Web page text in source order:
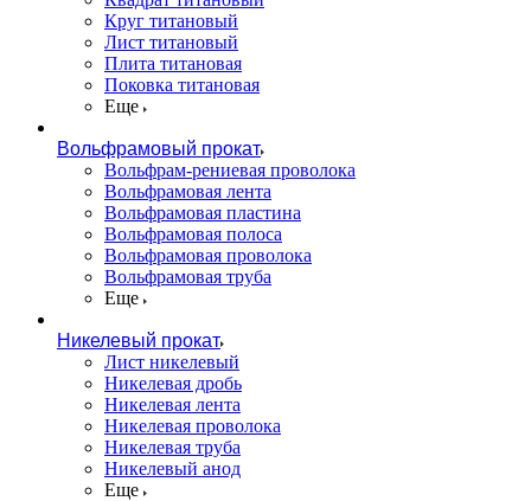
Круг титановый
Лист титановый
Плита титановая
Поковка титановая
Еще
Вольфрамовый прокат
Вольфрам-рениевая проволока
Вольфрамовая лента
Вольфрамовая пластина
Вольфрамовая полоса
Вольфрамовая проволока
Вольфрамовая труба
Еще
Никелевый прокат
Лист никелевый
Никелевая дробь
Никелевая лента
Никелевая проволока
Никелевая труба
Никелевый анод
Еще